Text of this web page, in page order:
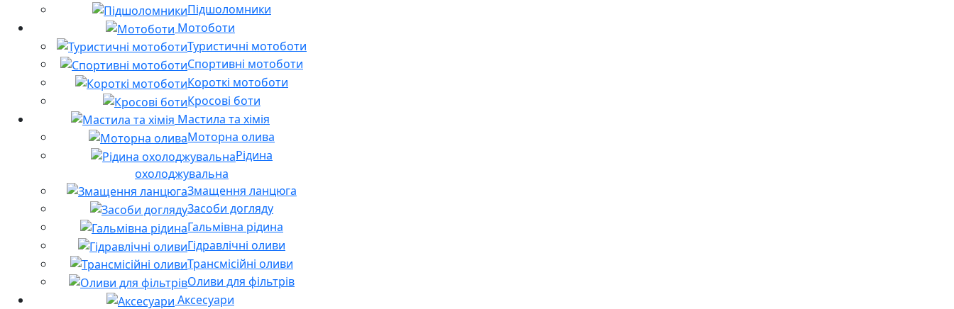
Підшоломники
Мотоботи
Туристичні мотоботи
Спортивні мотоботи
Короткі мотоботи
Кросові боти
Мастила та хімія
Моторна олива
Рідина
охолоджувальна
Змащення ланцюга
Засоби догляду
Гальмівна рідина
Гідравлічні оливи
Трансмісійні оливи
Оливи для фільтрів
Аксесуари